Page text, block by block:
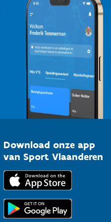
Download onze app
van Sport Vlaanderen